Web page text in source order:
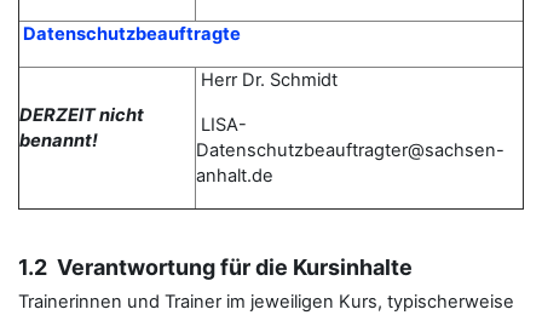
Datenschutzbeauftragte
DERZEIT nicht
benannt!
Herr Dr. Schmidt
LISA-
Datenschutzbeauftragter@sachsen-
anhalt.de
1.2 Verantwortung für die Kursinhalte
Trainerinnen und Trainer im jeweiligen Kurs, typischerweise